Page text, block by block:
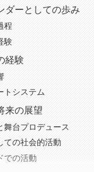
ダーとしての歩み
程
験
経験
トシステム
来の展望
舞台プロデュース
ての社会的活動
での活動